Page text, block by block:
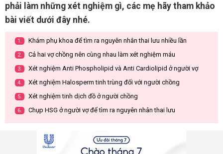
phải làm những xét nghiệm gì, các mẹ hãy tham khảo
bài viết dưới đây nhé.
1. Khám phụ khoa để tìm ra nguyên nhân thai lưu nhiều lần
2. Cả hai vợ chồng nên cùng nhau làm xét nghiệm máu
3. Xét nghiệm Anti Phospholipid và Anti Cardiolipid ở người vợ
4. Xét nghiệm Halosperm tinh trùng đối với người chồng
5. Xét nghiệm tinh dịch đồ ở người chồng
6. Chụp HSG ở người vợ để tìm ra nguyên nhân thai lưu